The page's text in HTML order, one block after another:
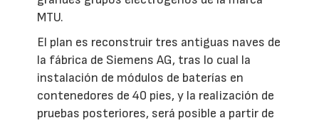
MTU.
El plan es reconstruir tres antiguas naves de
la fábrica de Siemens AG, tras lo cual la
instalación de módulos de baterías en
contenedores de 40 pies, y la realización de
pruebas posteriores, será posible a partir de